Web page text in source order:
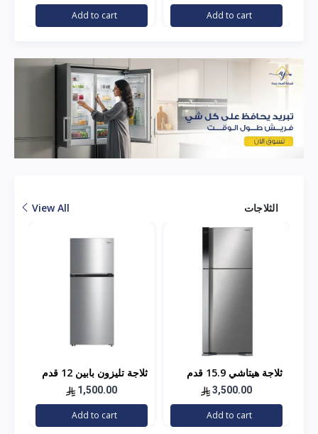
Add to cart Add to cart
الثلاجات View All
ثلاجة تليزون بابين 12 قدم
مكعب – فضي
1,500.00
Add to cart
ثلاجة هيتاشي 15.9 قدم
3,500.00
Add to cart